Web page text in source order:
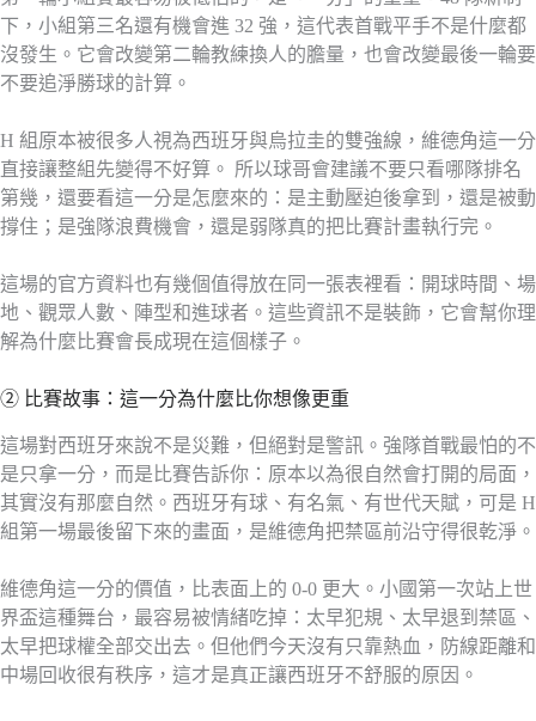
下，小組第三名還有機會進 32 強，這代表首戰平手不是什麼都
沒發生。它會改變第二輪教練換人的膽量，也會改變最後一輪要
不要追淨勝球的計算。
H 組原本被很多人視為西班牙與烏拉圭的雙強線，維德角這一分
直接讓整組先變得不好算。 所以球哥會建議不要只看哪隊排名
第幾，還要看這一分是怎麼來的：是主動壓迫後拿到，還是被動
撐住；是強隊浪費機會，還是弱隊真的把比賽計畫執行完。
這場的官方資料也有幾個值得放在同一張表裡看：開球時間、場
地、觀眾人數、陣型和進球者。這些資訊不是裝飾，它會幫你理
解為什麼比賽會長成現在這個樣子。
② 比賽故事：這一分為什麼比你想像更重
這場對西班牙來說不是災難，但絕對是警訊。強隊首戰最怕的不
是只拿一分，而是比賽告訴你：原本以為很自然會打開的局面，
其實沒有那麼自然。西班牙有球、有名氣、有世代天賦，可是 H
組第一場最後留下來的畫面，是維德角把禁區前沿守得很乾淨。
維德角這一分的價值，比表面上的 0-0 更大。小國第一次站上世
界盃這種舞台，最容易被情緒吃掉：太早犯規、太早退到禁區、
太早把球權全部交出去。但他們今天沒有只靠熱血，防線距離和
中場回收很有秩序，這才是真正讓西班牙不舒服的原因。